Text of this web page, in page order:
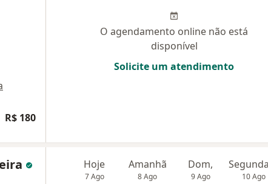
R$ 180
O agendamento online não está
disponível
Solicite um atendimento
Hoje
7 Ago
Amanhã
8 Ago
Dom,
9 Ago 10 Ago